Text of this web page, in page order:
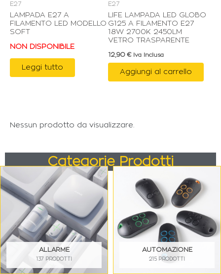
E27
LAMPADA E27 A
FILAMENTO LED MODELLO
SOFT
NON DISPONIBILE
Leggi tutto
E27
LIFE LAMPADA LED GLOBO
G125 A FILAMENTO E27
18W 2700K 2450LM
VETRO TRASPARENTE
12,90 € Iva Inclusa
Aggiungi al carrello
Nessun prodotto da visualizzare.
Categorie Prodotti
ALLARME
137 PRODOTTI
AUTOMAZIONE
215 PRODOTTI